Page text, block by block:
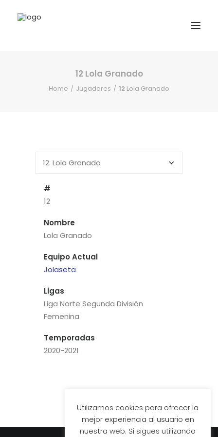
12 Lola Granado
Home Jugadores 12 Lola Granado
#
12
Nombre
Lola Granado
Equipo Actual
Jolaseta
Ligas
Liga Norte Segunda División
Femenina
Temporadas
2020-2021
Utilizamos cookies para ofrecer la
mejor experiencia al usuario en
nuestra web. Si sigues utilizando